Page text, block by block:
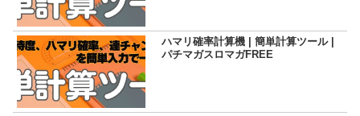
ハマリ確率計算機 | 簡単計算ツール |
パチマガスロマガFREE